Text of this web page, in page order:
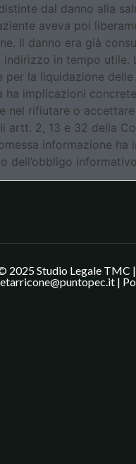
dal danno alla
aveva poi
Il danno era già
in tempo utile.
per la liquidazione
implicazioni
nel rifiutare o
2, 13 e 32 della
informazione
dell’obbligo
2025 Studio Legale TMC
|